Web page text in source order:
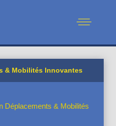
& Mobilités Innovantes
Déplacements & Mobilités